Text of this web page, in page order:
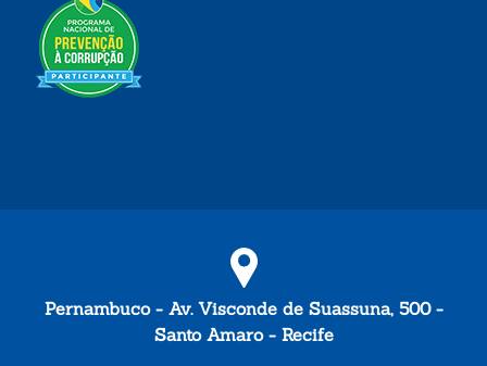
Pernambuco - Av. Visconde de Suassuna, 500 -
Santo Amaro - Recife